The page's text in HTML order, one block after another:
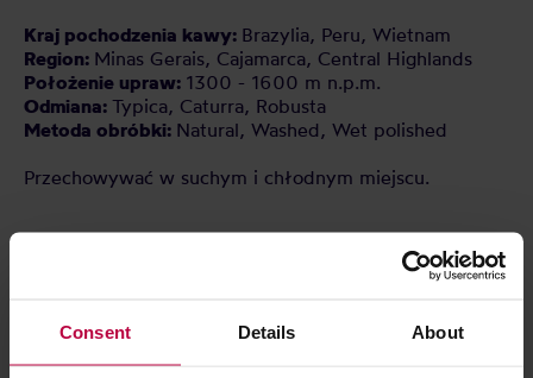
Consent Details About
Kraj pochodzenia kawy: Brazylia, Peru, Wietnam
Region: Minas Gerais, Cajamarca, Central Highlands
Położenie upraw: 1300 - 1600 m n.p.m.
Odmiana: Typica, Caturra, Robusta
Metoda obróbki: Natural, Washed, Wet polished
Przechowywać w suchym i chłodnym miejscu.